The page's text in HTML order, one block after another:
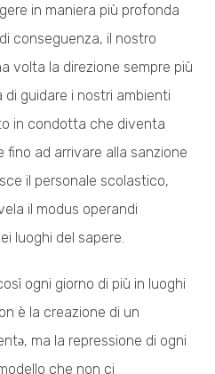
in maniera più profonda
conseguenza, il nostro
volta la direzione sempre più
guidare i nostri ambienti
in condotta che diventa
fino ad arrivare alla sanzione
il personale scolastico,
il modus operandi
luoghi del sapere.
ogni giorno di più in luoghi
è la creazione di un
ma la repressione di ogni
che non ci